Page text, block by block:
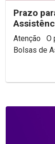
Prazo
Atenção O prazo para a realização da reintegração das
Bolsas de